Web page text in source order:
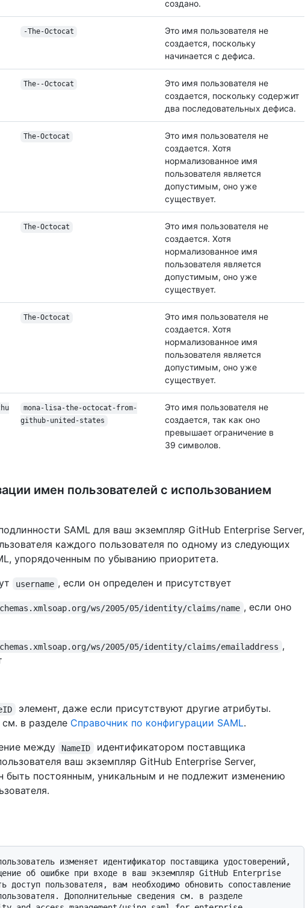
создано.
-The-Octocat
Это имя пользователя не
создается, поскольку
начинается с дефиса.
The--Octocat
Это имя пользователя не
создается, поскольку содержит
два последовательных дефиса.
The-Octocat
Это имя пользователя не
создается. Хотя
нормализованное имя
пользователя является
допустимым, оно уже
существует.
The-Octocat
Это имя пользователя не
создается. Хотя
нормализованное имя
пользователя является
допустимым, оно уже
существует.
The-Octocat
Это имя пользователя не
создается. Хотя
нормализованное имя
пользователя является
допустимым, оно уже
существует.
mona-lisa-the-octocat-from-
github-united-states
Это имя пользователя не
создается, так как оно
превышает ограничение в
39 символов.
имен пользователей с использованием
SAML для ваш экземпляр GitHub Enterprise Server,
каждого пользователя по одному из следующих
упорядоченным по убыванию приоритета.
username , если он определен и присутствует
ws/2005/05/identity/claims/name , если оно
ws/2005/05/identity/claims/emailaddress ,
элемент, даже если присутствуют другие атрибуты.
в разделе Справочник по конфигурации SAML.
между
NameID
идентификатором поставщика
ваш экземпляр GitHub Enterprise Server,
быть постоянным, уникальным и не подлежит изменению
об ошибке при входе в ваш экземпляр GitHub Enterprise
доступ пользователя, вам необходимо обновить сопоставление
Дополнительные сведения см. в разделе